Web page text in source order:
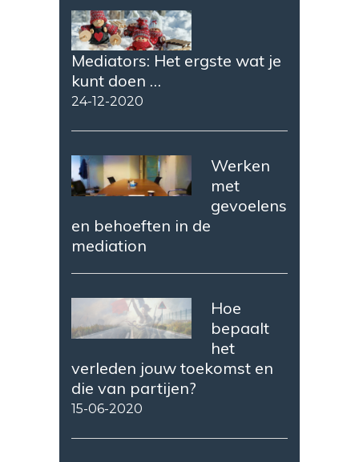
Mediators: Het ergste wat je
kunt doen …
24-12-2020
Werken
met
gevoelens
en behoeften in de
mediation
Hoe
bepaalt
het
verleden jouw toekomst en
die van partijen?
15-06-2020